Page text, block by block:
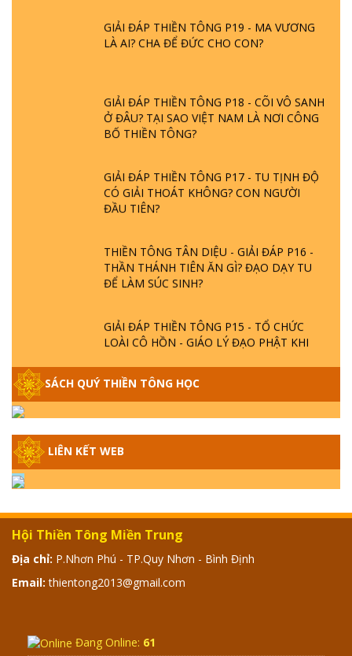
GIẢI ĐÁP THIỀN TÔNG P19 - MA VƯƠNG
LÀ AI? CHA ĐỂ ĐỨC CHO CON?
GIẢI ĐÁP THIỀN TÔNG P18 - CÕI VÔ SANH
Ở ĐÂU? TẠI SAO VIỆT NAM LÀ NƠI CÔNG
BỐ THIỀN TÔNG?
GIẢI ĐÁP THIỀN TÔNG P17 - TU TỊNH ĐỘ
CÓ GIẢI THOÁT KHÔNG? CON NGƯỜI
ĐẦU TIÊN?
THIỀN TÔNG TÂN DIỆU - GIẢI ĐÁP P16 -
THẦN THÁNH TIÊN ĂN GÌ? ĐẠO DẠY TU
ĐỂ LÀM SÚC SINH?
GIẢI ĐÁP THIỀN TÔNG P15 - TỔ CHỨC
LOÀI CÔ HỒN - GIÁO LÝ ĐẠO PHẬT KHI
NÀO XUẤT BẢN
GIẢI ĐÁP THIỀN TÔNG ĐẶC BIỆT - P14 -
NGUỒN GỐC ÂM LỊCH DƯƠNG LỊCH -
TẦNG BÌNH LƯU LỚN ĐẾN ĐÂU
GIẢI ĐÁP THIỀN TÔNG ĐẶC BIỆT - P13 -
GIẢI ĐÁP THIỀN TÔNG ĐẶC BIỆT - P12 -
SỰ THẬT VỀ ĐẠI HỒNG THỦY? TRỜI ĐÁNH
SÁCH QUÝ THIỀN TÔNG HỌC
LIÊN KẾT WEB
Hội Thiền Tông Miền Trung
Địa chỉ: P.Nhơn Phú - TP.Quy Nhơn - Bình Định
Email: thientong2013@gmail.com
Đang Online: 61